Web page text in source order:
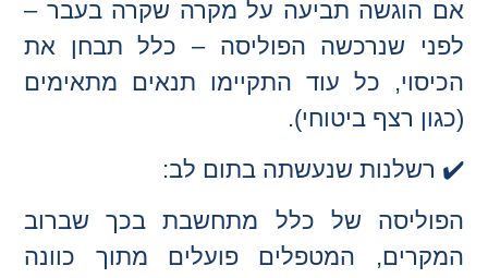
אם הוגשה תביעה על מקרה שקרה בעבר –
לפני שנרכשה הפוליסה – כלל תבחן את
הכיסוי, כל עוד התקיימו תנאים מתאימים
(כגון רצף ביטוחי).
✔️ רשלנות שנעשתה בתום לב:
הפוליסה של כלל מתחשבת בכך שברוב
המקרים, המטפלים פועלים מתוך כוונה